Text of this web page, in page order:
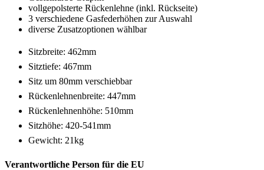
vollgepolsterte Rückenlehne (inkl. Rückseite)
3 verschiedene Gasfederhöhen zur Auswahl
diverse Zusatzoptionen wählbar
Sitzbreite: 462mm
Sitztiefe: 467mm
Sitz um 80mm verschiebbar
Rückenlehnenbreite: 447mm
Rückenlehnenhöhe: 510mm
Sitzhöhe: 420-541mm
Gewicht: 21kg
Verantwortliche Person für die EU